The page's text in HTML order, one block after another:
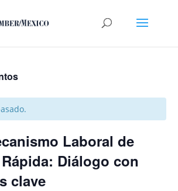
Laboral de
Diálogo con
clave